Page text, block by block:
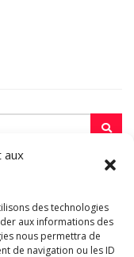
aux
des technologies
aux informations des
nous permettra de
de navigation ou les ID